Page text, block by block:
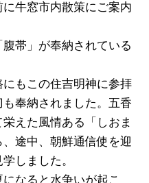
牛窓市内散策にご案内
帯」が奉納されている
もこの住吉明神に参拝
奉納されました。五香
えた風情ある「しおま
途中、朝鮮通信使を迎
しました。
なると水争いが起こ